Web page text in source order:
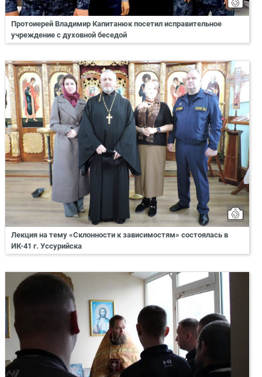
Протоиерей Владимир Капитанюк посетил исправительное
учреждение с духовной беседой
Лекция на тему «Склонности к зависимостям» состоялась в
ИК-41 г. Уссурийска